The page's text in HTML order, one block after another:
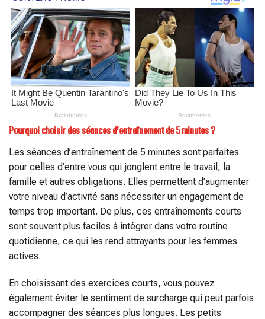
Pourquoi choisir des séances d’entraînement de 5 minutes ?
Les séances d’entraînement de 5 minutes sont parfaites
pour celles d’entre vous qui jonglent entre le travail, la
famille et autres obligations. Elles permettent d’augmenter
votre niveau d’activité sans nécessiter un engagement de
temps trop important. De plus, ces entraînements courts
sont souvent plus faciles à intégrer dans votre routine
quotidienne, ce qui les rend attrayants pour les femmes
actives.
En choisissant des exercices courts, vous pouvez
également éviter le sentiment de surcharge qui peut parfois
accompagner des séances plus longues. Les petits